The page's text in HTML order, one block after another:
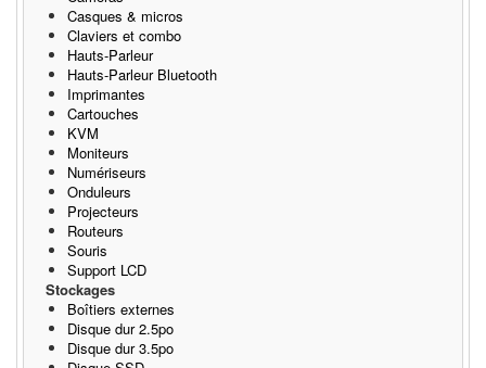
Casques & micros
Claviers et combo
Hauts-Parleur
Hauts-Parleur Bluetooth
Imprimantes
Cartouches
KVM
Moniteurs
Numériseurs
Onduleurs
Projecteurs
Routeurs
Souris
Support LCD
Stockages
Boîtiers externes
Disque dur 2.5po
Disque dur 3.5po